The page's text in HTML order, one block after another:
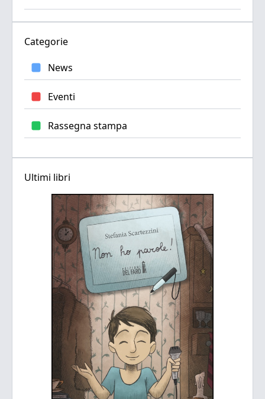
Categorie
News
Eventi
Rassegna stampa
Ultimi libri